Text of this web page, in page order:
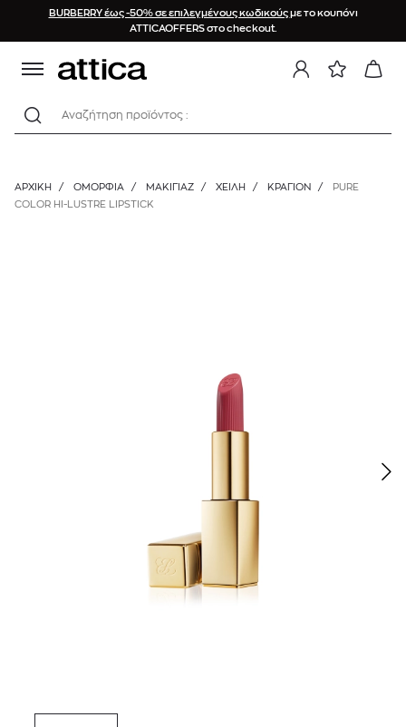
BURBERRY έως -50% σε επιλεγμένους κωδικούςμε το κουπόνι
ATTICAOFFERS στο checkout.
Αναζήτηση προϊόντος :
ΑΡΧΙΚΉ / ΟΜΟΡΦΙΑ / ΜΑΚΙΓΙΑΖ / ΧΕΊΛΗ / ΚΡΑΓΙΌΝ /
PURE
COLOR HI-LUSTRE LIPSTICK